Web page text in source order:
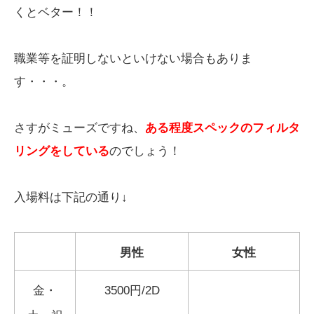
くとベター！！
職業等を証明しないといけない場合もありま
す・・・。
さすがミューズですね、 ある程度スペックのフィルタ
リングをしているのでしょう！
入場料は下記の通り↓
男性 女性
金・
3500円/2D